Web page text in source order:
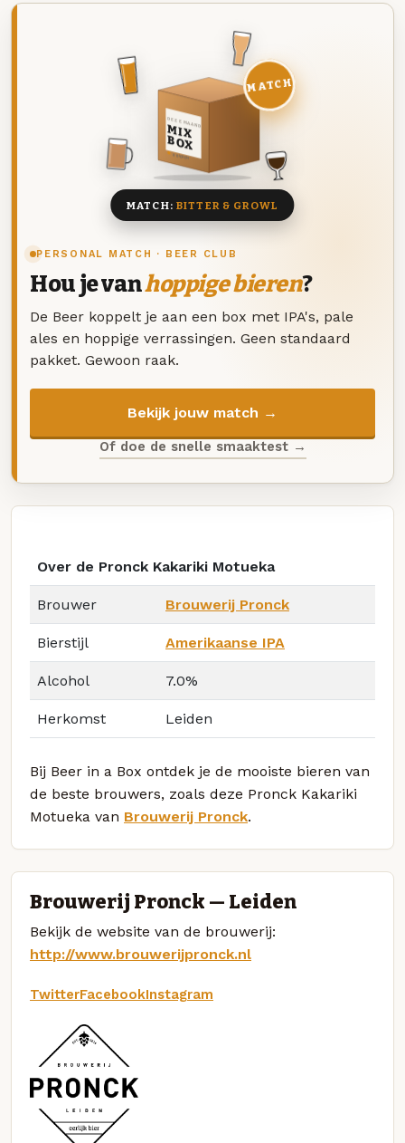
PERSONAL MATCH · BEER CLUB
Hou je vanhoppige bieren?
De Beer koppelt je aan een box met IPA's, pale
ales en hoppige verrassingen. Geen standaard
pakket. Gewoon raak.
Bekijk jouw match →
Of doe de snelle smaaktest →
DEZE MAAND
MIX
BOX
8 BIEREN
MATCH
MATCH: BITTER & GROWL
Over de Pronck Kakariki Motueka
Brouwer Brouwerij Pronck
Bierstijl Amerikaanse IPA
Alcohol 7.0%
Herkomst Leiden
Bij Beer in a Box ontdek je de mooiste bieren van
de beste brouwers, zoals deze Pronck Kakariki
Motueka van Brouwerij Pronck.
Brouwerij Pronck — Leiden
Bekijk de website van de brouwerij:
http://www.brouwerijpronck.nl
TwitterFacebookInstagram